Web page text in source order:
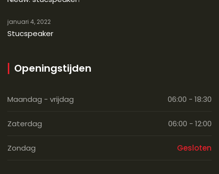
januari 4, 2022
Stucspeaker
Openingstijden
Maandag - vrijdag 06:00 - 18:30
Zaterdag 06:00 - 12:00
Zondag Gesloten